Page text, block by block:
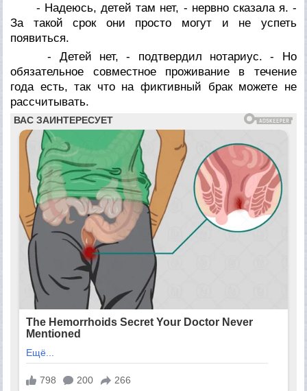
- Надеюсь, детей там нет, - нервно сказала я. -
За такой срок они просто могут и не успеть
появиться.
- Детей нет, - подтвердил нотариус. - Но
обязательное совместное проживание в течение
года есть, так что на фиктивный брак можете не
рассчитывать.